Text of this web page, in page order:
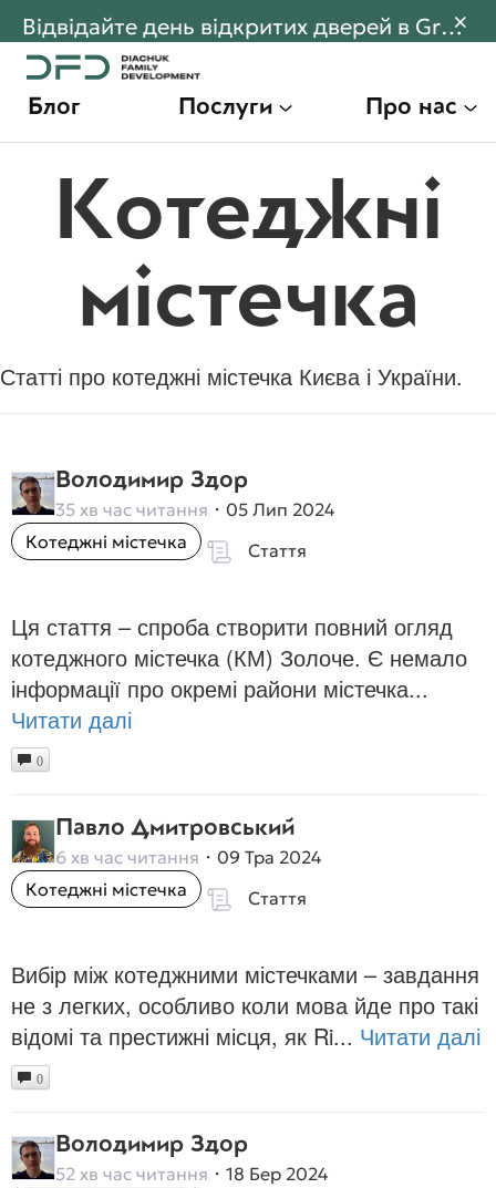
Відвідайте день відкритих дверей в Gran Montaña! Переходьте щоб дізнатися більше
×
Блог Послуги Про нас
Котеджні
містечка
Статті про котеджні містечка Києва і України.
Володимир Здор
35 хв час читання
05 Лип 2024
Котеджні містечка
Стаття
Ця стаття – спроба створити повний огляд
котеджного містечка (КМ) Золоче. Є немало
інформації про окремі райони містечка...
Читати далі
0
Павло Дмитровський
6 хв час читання
09 Тра 2024
Котеджні містечка
Стаття
Вибір між котеджними містечками – завдання
не з легких, особливо коли мова йде про такі
відомі та престижні місця, як Ri... Читати далі
0
Володимир Здор
52 хв час читання
18 Бер 2024